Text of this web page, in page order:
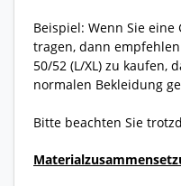
Beispiel: Wenn Sie eine
tragen, dann
50/52 (L/XL) zu kaufen,
normalen Bekleidung
Bitte beachten Sie